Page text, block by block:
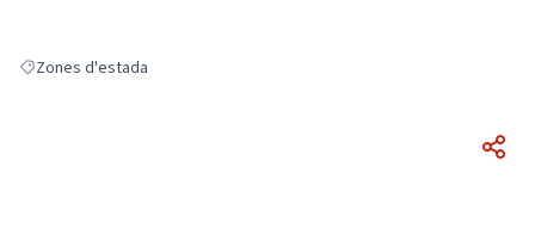
Resultats en filtrar per: Zones d'estada
Zones d'estada